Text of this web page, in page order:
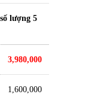
lượng 5
3,980,000
1,600,000